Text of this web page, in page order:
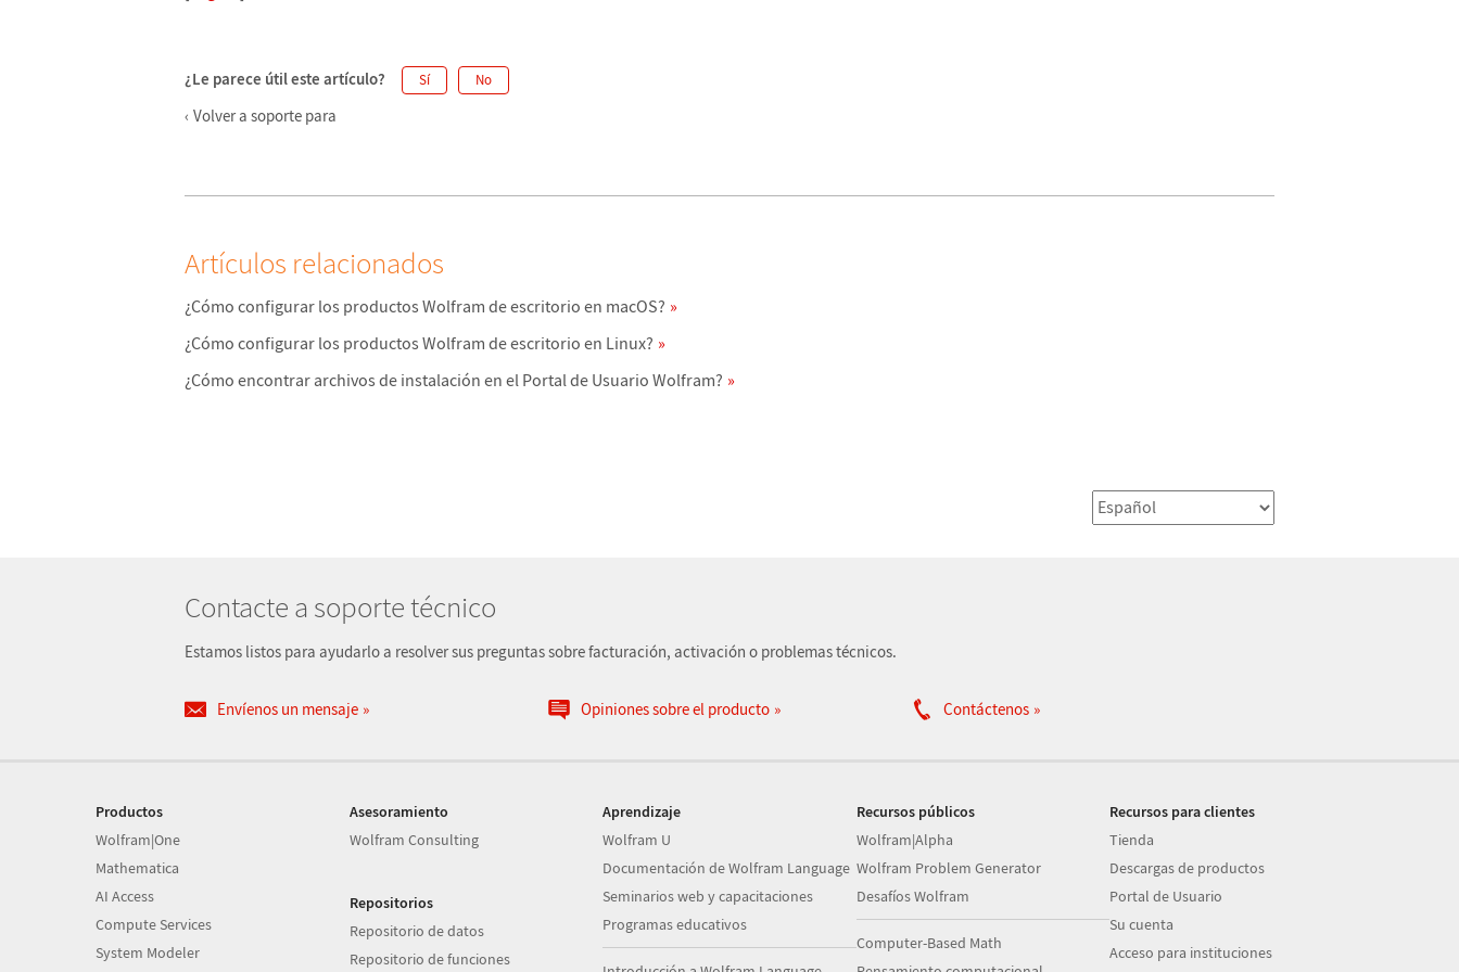
¿Le parece útil este artículo? Sí No
Volver a soporte para
Artículos relacionados
¿Cómo configurar los productos Wolfram de escritorio en macOS?
¿Cómo configurar los productos Wolfram de escritorio en Linux?
¿Cómo encontrar archivos de instalación en el Portal de Usuario Wolfram?
Contacte a soporte técnico
Estamos listos para ayudarlo a resolver sus preguntas sobre facturación, activación o problemas técnicos.
Envíenos un mensaje Opiniones sobre el producto Contáctenos
Productos
Wolfram|One
Mathematica
AI Access
Compute Services
System Modeler
Asesoramiento
Wolfram Consulting
Repositorios
Repositorio de datos
Repositorio de funciones
Aprendizaje
Wolfram U
Documentación de Wolfram Language
Seminarios web y capacitaciones
Programas educativos
Recursos públicos
Wolfram|Alpha
Wolfram Problem Generator
Desafíos Wolfram
Computer-Based Math
Recursos para clientes
Tienda
Descargas de productos
Portal de Usuario
Su cuenta
Acceso para instituciones